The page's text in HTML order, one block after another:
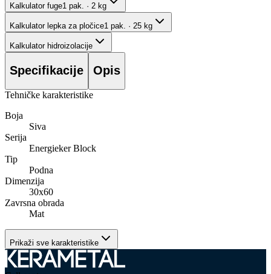
Kalkulator fuge1 pak. · 2 kg
Kalkulator lepka za pločice1 pak. · 25 kg
Kalkulator hidroizolacije
Specifikacije Opis
Tehničke karakteristike
Boja
Siva
Serija
Energieker Block
Tip
Podna
Dimenzija
30x60
Zavrsna obrada
Mat
Prikaži sve karakteristike